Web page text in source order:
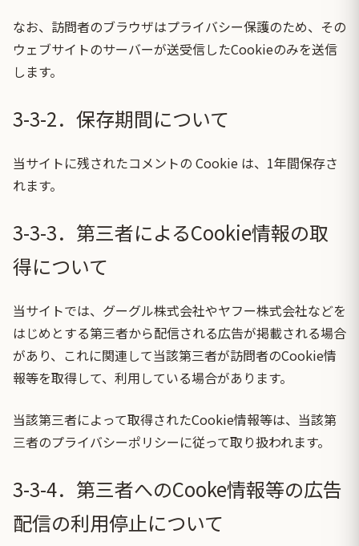
なお、訪問者のブラウザはプライバシー保護のため、その
ウェブサイトのサーバーが送受信したCookieのみを送信
します。
3-3-2．保存期間について
当サイトに残されたコメントの Cookie は、1年間保存さ
れます。
3-3-3．第三者によるCookie情報の取
得について
当サイトでは、グーグル株式会社やヤフー株式会社などを
はじめとする第三者から配信される広告が掲載される場合
があり、これに関連して当該第三者が訪問者のCookie情
報等を取得して、利用している場合があります。
当該第三者によって取得されたCookie情報等は、当該第
三者のプライバシーポリシーに従って取り扱われます。
3-3-4．第三者へのCooke情報等の広告
配信の利用停止について